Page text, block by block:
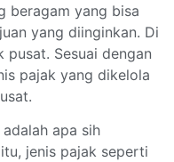
beragam yang bisa
yang diinginkan. Di
pusat. Sesuai dengan
pajak yang dikelola
apa sih
jenis pajak seperti